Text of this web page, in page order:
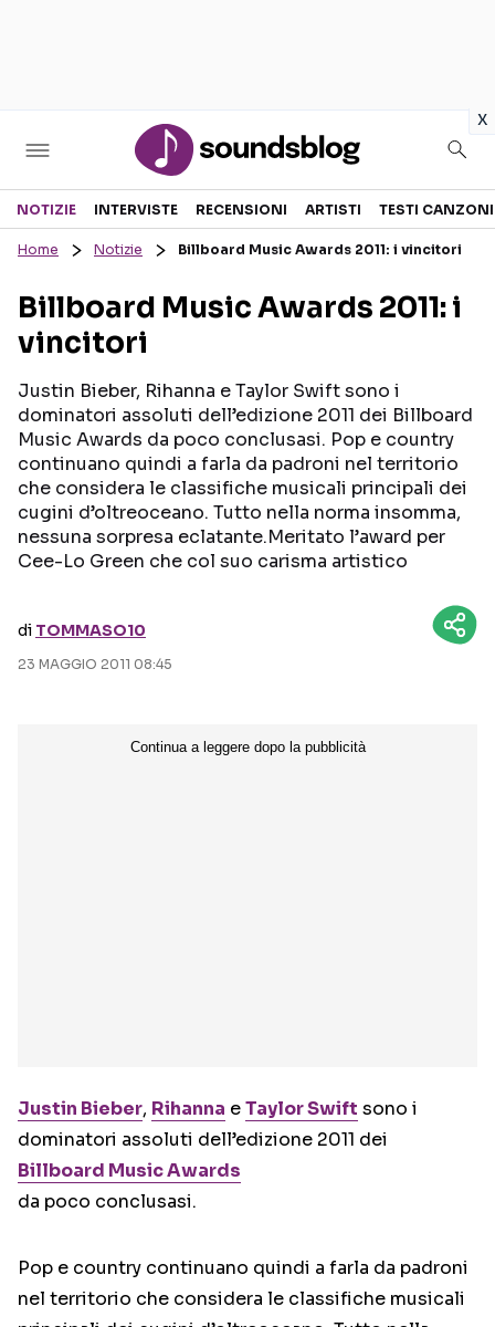
x
Sezioni
RECENSIONI MUSICALI
INTERVISTE
GOSSIP E CURIOSITÀ
TESTI CANZONI
TALENT SHOW
Seguici sui social
NOTIZIE INTERVISTE RECENSIONI ARTISTI TESTI CANZONI
Home Notizie Billboard Music Awards 2011: i vincitori
Billboard Music Awards 2011: i
vincitori
Justin Bieber, Rihanna e Taylor Swift sono i
dominatori assoluti dell’edizione 2011 dei Billboard
Music Awards da poco conclusasi. Pop e country
continuano quindi a farla da padroni nel territorio
che considera le classifiche musicali principali dei
cugini d’oltreoceano. Tutto nella norma insomma,
nessuna sorpresa eclatante.Meritato l’award per
Cee-Lo Green che col suo carisma artistico
di TOMMASO10
23 MAGGIO 2011 08:45
Justin Bieber, Rihanna eTaylor Swift sono i
dominatori assoluti dell’edizione 2011 dei
Billboard Music Awards
da poco conclusasi.
Pop e country continuano quindi a farla da padroni
nel territorio che considera le classifiche musicali